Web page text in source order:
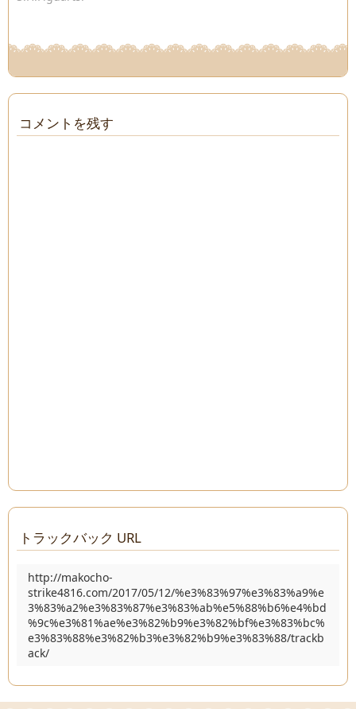
コメントを残す
トラックバック URL
http://makocho-
strike4816.com/2017/05/12/%e3%83%97%e3%83%a9%e
3%83%a2%e3%83%87%e3%83%ab%e5%88%b6%e4%bd
%9c%e3%81%ae%e3%82%b9%e3%82%bf%e3%83%bc%
e3%83%88%e3%82%b3%e3%82%b9%e3%83%88/trackb
ack/